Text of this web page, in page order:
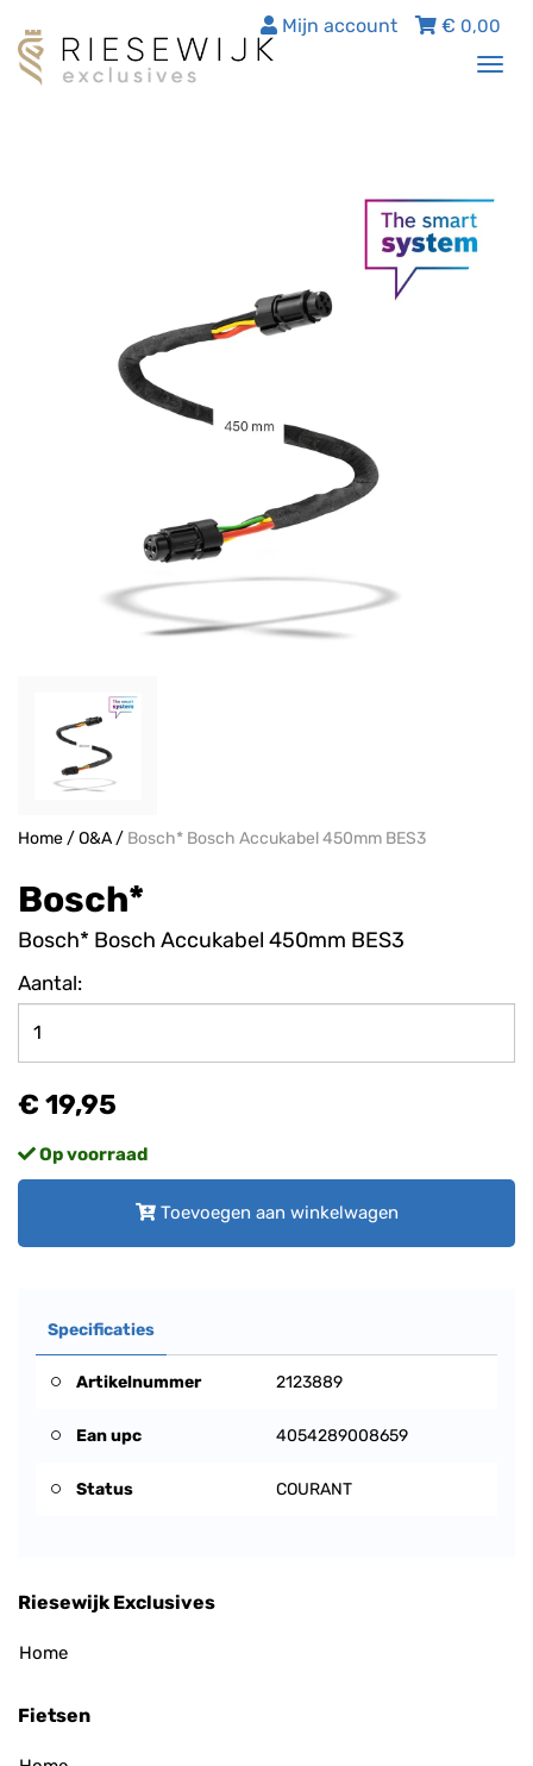
€ 0,00
Mijn account
Home/O&A/ Bosch* Bosch Accukabel 450mm BES3
Bosch*
Bosch* Bosch Accukabel 450mm BES3
Aantal:
€ 19,95
Op voorraad
Toevoegen aan winkelwagen
Specificaties
Artikelnummer 2123889
Ean upc 4054289008659
Status COURANT
Riesewijk Exclusives
Home
Fietsen